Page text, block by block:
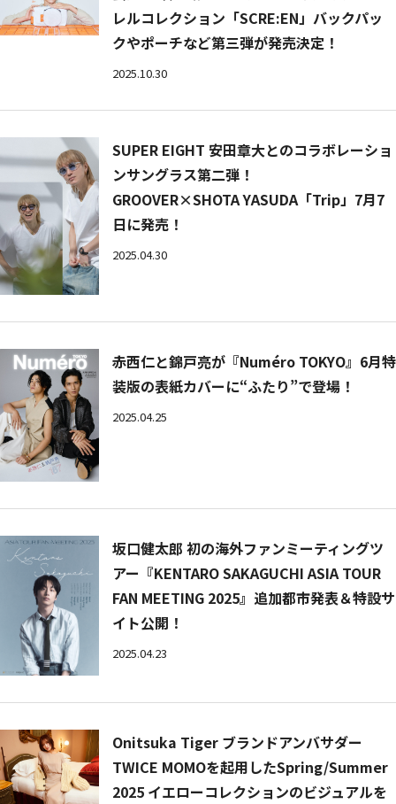
レルコレクション「SCRE:EN」バックパッ
クやポーチなど第三弾が発売決定！
2025.10.30
SUPER EIGHT 安田章大とのコラボレーショ
ンサングラス第二弾！
GROOVER×SHOTA YASUDA「Trip」7月7
日に発売！
2025.04.30
赤西仁と錦戸亮が『Numéro TOKYO』6月特
装版の表紙カバーに“ふたり”で登場！
2025.04.25
坂口健太郎 初の海外ファンミーティングツ
アー『KENTARO SAKAGUCHI ASIA TOUR
FAN MEETING 2025』追加都市発表＆特設サ
イト公開！
2025.04.23
Onitsuka Tiger ブランドアンバサダー
TWICE MOMOを起用したSpring/Summer
2025 イエローコレクションのビジュアルを